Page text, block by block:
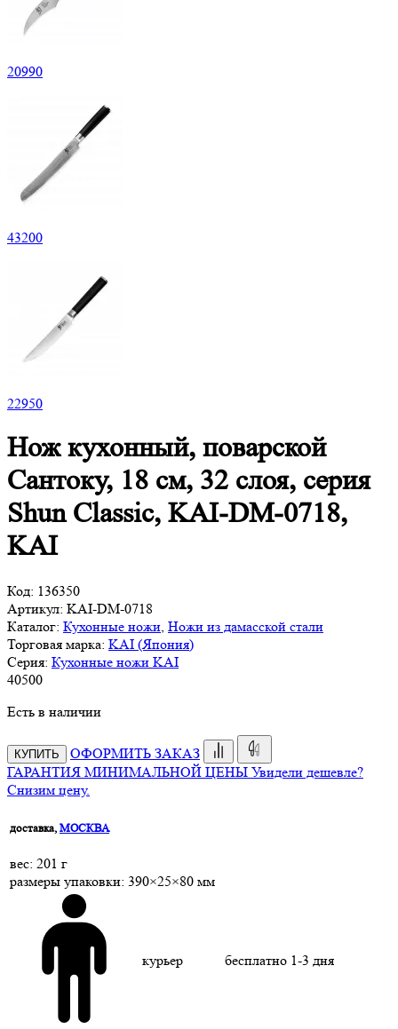
20990
43200
22950
Нож кухонный, поварской
Сантоку, 18 см, 32 слоя, серия
Shun Classic, KAI-DM-0718,
KAI
Код: 136350
Артикул: KAI-DM-0718
Каталог: Кухонные ножи Ножи из дамасской стали
Торговая марка: KAI (Япония)
Серия: Кухонные ножи KAI
40500
Есть в наличии
КУПИТЬ
ОФОРМИТЬ ЗАКАЗ
ГАРАНТИЯ МИНИМАЛЬНОЙ ЦЕНЫ Увидели дешевле?
Снизим цену.
доставка, МОСКВА
веc: 201 г
размеры упаковки: 390×25×80 мм
курьер бесплатно 1-3 дня